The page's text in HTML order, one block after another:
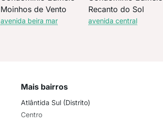
Moinhos de Vento
avenida beira mar
Recanto do Sol
avenida central
Mais bairros
Atlântida Sul (Distrito)
Centro